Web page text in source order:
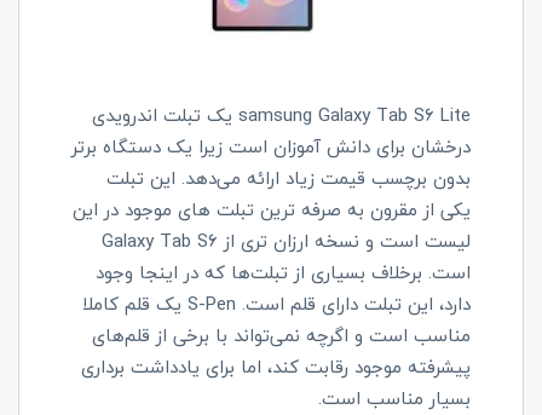
samsung Galaxy Tab S6 Lite یک تبلت اندرویدی
درخشان برای دانش آموزان است زیرا یک دستگاه برتر
بدون برچسب قیمت زیاد ارائه می‌دهد. این تبلت
یکی از مقرون به صرفه ترین تبلت های موجود در این
لیست است و نسخه ارزان تری از Galaxy Tab S6
است. برخلاف بسیاری از تبلت‌ها که در اینجا وجود
دارد، این تبلت دارای قلم است. S-Pen یک قلم کاملا
مناسب است و اگرچه نمی‌تواند با برخی از قلم‌های
پیشرفته موجود رقابت کند، اما برای یادداشت برداری
بسیار مناسب است.